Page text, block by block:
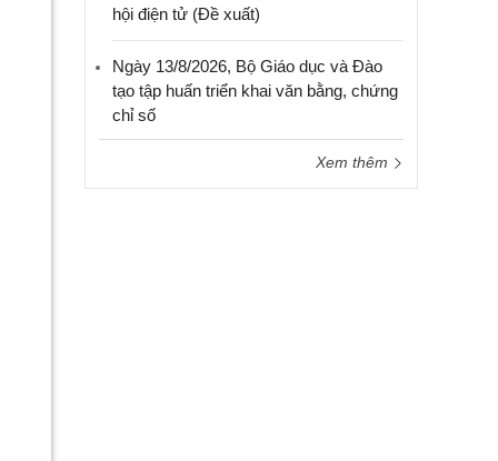
hội điện tử (Đề xuất)
Ngày 13/8/2026, Bộ Giáo dục và Đào
tạo tập huấn triển khai văn bằng, chứng
chỉ số
Xem thêm